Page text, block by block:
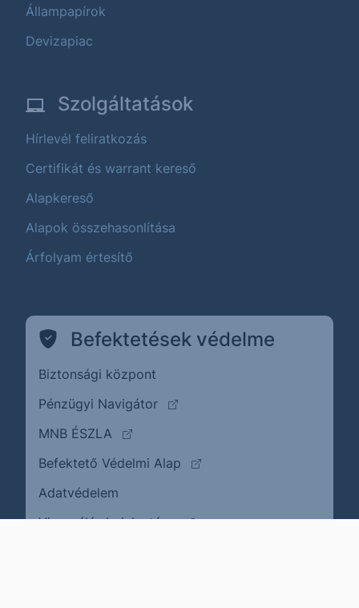
Állampapírok
Devizapiac
Szolgáltatások
Hírlevél feliratkozás
Certifikát és warrant kereső
Alapkereső
Alapok összehasonlítása
Árfolyam értesítő
Befektetések védelme
Biztonsági központ
Pénzügyi Navigátor
(külső oldalra ugrik)
MNB ÉSZLA
(külső oldalra ugrik)
Befektető Védelmi Alap
(külső oldalra ugrik)
Adatvédelem
Visszaélés bejelentése(külső oldalra ugrik)